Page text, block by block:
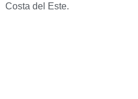
Costa del Este.